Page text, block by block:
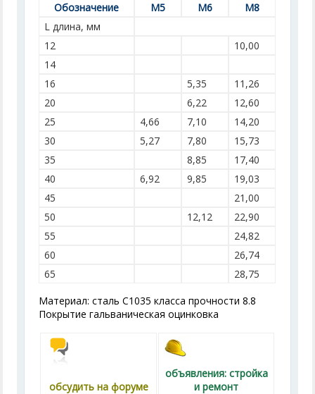
Обозначение
M5 M6
M8
L длина, мм
12
10,00
14
16
5,35
11,26
20
6,22
12,60
25
4,66 7,10
14,20
30
5,27 7,80
15,73
35
8,85
17,40
40
6,92 9,85
19,03
45
21,00
50
12,12
22,90
55
24,82
60
26,74
65
28,75
Материал: сталь C1035 класса прочности 8.8
Покрытие гальваническая оцинковка
обсудить на форуме
объявления: стройка
и ремонт